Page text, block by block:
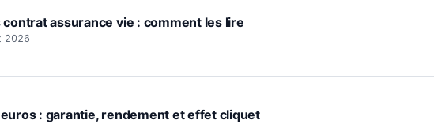
contrat assurance vie : comment les lire
2026
euros : garantie, rendement et effet cliquet